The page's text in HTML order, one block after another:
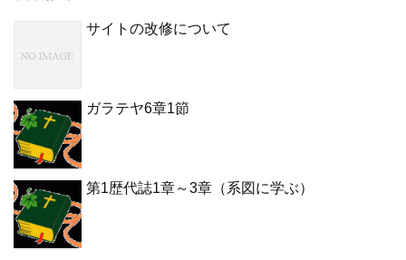
サイトの改修について
ガラテヤ6章1節
第1歴代誌1章～3章（系図に学ぶ）